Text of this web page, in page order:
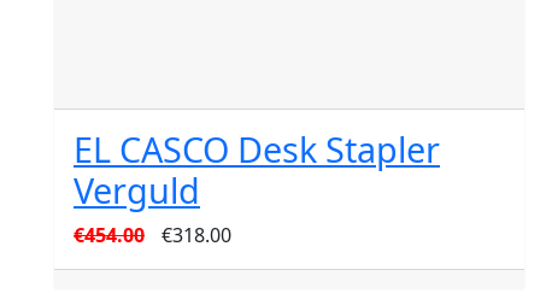
EL CASCO Desk Stapler
Verguld
€454.00
Oorspronkelijke
prijs
€318.00Huidige
prijs